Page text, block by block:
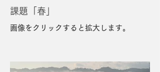
課題「春」
画像をクリックすると拡大します。